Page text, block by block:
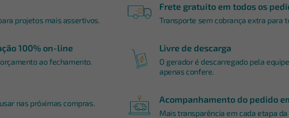
projetos mais assertivos.
100% on-line
ao fechamento.
nas próximas compras.
Frete gratuito em todos os
Transporte sem cobrança extra para
Livre de descarga
O gerador é descarregado pela
apenas confere.
Acompanhamento do pedido
Mais transparência em cada etapa da